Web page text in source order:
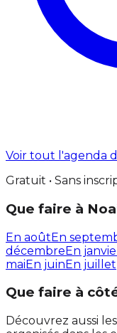
Voir tout l'agenda
Gratuit • Sans
Que faire à
En aoûtEn
décembreEn
maiEn juinEn juillet
Que faire à
Découvrez aussi